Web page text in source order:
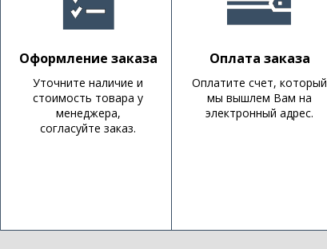
Оформление заказа
Уточните наличие и
стоимость товара у
менеджера,
согласуйте заказ.
Оплата заказа
Оплатите счет, который
мы вышлем Вам на
электронный адрес.